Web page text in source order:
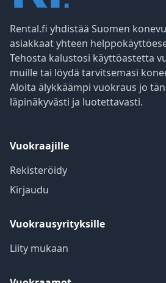
Rental.fi yhdistää Suomen
asiakkaat yhteen
Tehosta kalustosi käyttöastetta
muille tai löydä tarvitsemasi
Aloita älykkäämpi vuokraus jo
läpinäkyvästi ja luotettavasti.
Vuokraajille
Rekisteröidy
Kirjaudu
Vuokrausyrityksille
Liity mukaan